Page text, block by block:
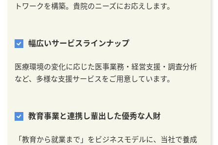
トワークを構築。貴院のニーズにお応えします。
幅広いサービスラインナップ
医療環境の変化に応じた医事業務・経営支援・調査分析
など、多様な支援サービスをご用意しています。
教育事業と連携し輩出した優秀な人財
「教育から就業まで」をビジネスモデルに、当社で養成